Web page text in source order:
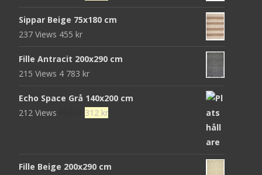
priset priset
Sippar Beige 75x180 cm
237 Views 455 kr
Fille Antracit 200x290 cm
215 Views 4 783 kr
Echo Space Grå 140x200 cm
212 Views
Det
952 kr.
312 krDet
312 kr.
Fille Beige 200x290 cm